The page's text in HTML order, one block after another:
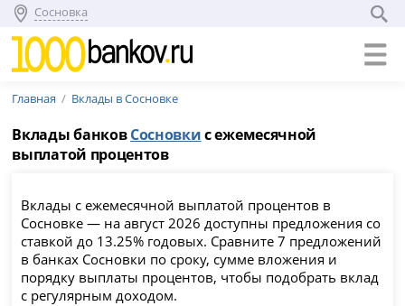
Сосновка
Главная Вклады в Сосновке
Вклады банковСосновкис ежемесячной
выплатой процентов
Вклады с ежемесячной выплатой процентов в
Сосновке — на август 2026 доступны предложения со
ставкой до 13.25% годовых. Сравните 7 предложений
в банках Сосновки по сроку, сумме вложения и
порядку выплаты процентов, чтобы подобрать вклад
с регулярным доходом.